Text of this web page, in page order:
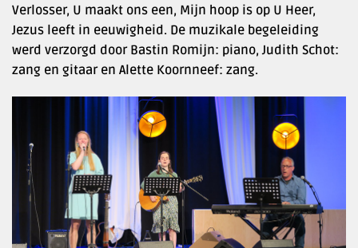
Verlosser, U maakt ons een, Mijn hoop is op U Heer,
Jezus leeft in eeuwigheid. De muzikale begeleiding
werd verzorgd door Bastin Romijn: piano, Judith Schot:
zang en gitaar en Alette Koornneef: zang.